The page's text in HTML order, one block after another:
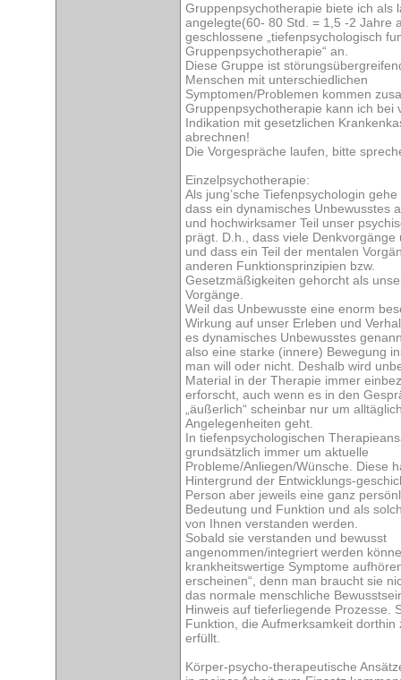
Gruppenpsychotherapie biete ich als
angelegte(60- 80 Std. = 1,5 -2 Jahre
geschlossene „tiefenpsychologisch
Gruppenpsychotherapie“ an.
Diese Gruppe ist
Menschen mit unterschiedlichen
Symptomen/Problemen kommen
Gruppenpsychotherapie kann ich bei
Indikation mit gesetzlichen
abrechnen!
Die Vorgespräche laufen, bitte
Einzelpsychotherapie:
Als jung’sche Tiefenpsychologin
dass ein dynamisches Unbewusstes
und hochwirksamer Teil unser
prägt. D.h., dass viele Denkvorgänge
und dass ein Teil der mentalen
anderen Funktionsprinzipien bzw.
Gesetzmäßigkeiten gehorcht als
Vorgänge.
Weil das Unbewusste eine enorm
Wirkung auf unser Erleben und
es dynamisches Unbewusstes
also eine starke (innere) Bewegung
man will oder nicht. Deshalb wird
Material in der Therapie immer
erforscht, auch wenn es in den
„äußerlich“ scheinbar nur um
Angelegenheiten geht.
In tiefenpsychologischen
grundsätzlich immer um aktuelle
Probleme/Anliegen/Wünsche. Diese
Hintergrund der Entwicklungs-
Person aber jeweils eine ganz
Bedeutung und Funktion und als
von Ihnen verstanden werden.
Sobald sie verstanden und bewusst
angenommen/integriert werden
krankheitswertige Symptome
erscheinen“, denn man braucht sie
das normale menschliche
Hinweis auf tieferliegende Prozesse.
Funktion, die Aufmerksamkeit dorthin
erfüllt.
Körper-psycho-therapeutische